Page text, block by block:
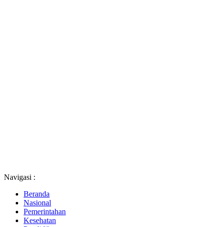
Navigasi :
Beranda
Nasional
Pemerintahan
Kesehatan